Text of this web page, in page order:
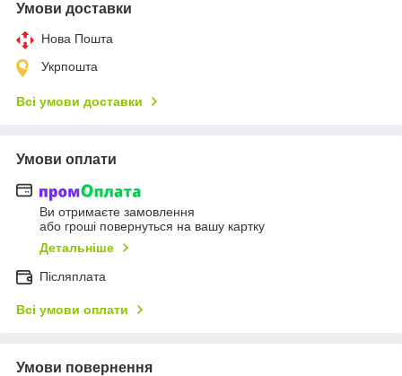
Умови доставки
Нова Пошта
Укрпошта
Всі умови доставки
Умови оплати
Ви отримаєте замовлення
або гроші повернуться на вашу картку
Детальніше
Післяплата
Всі умови оплати
Умови повернення